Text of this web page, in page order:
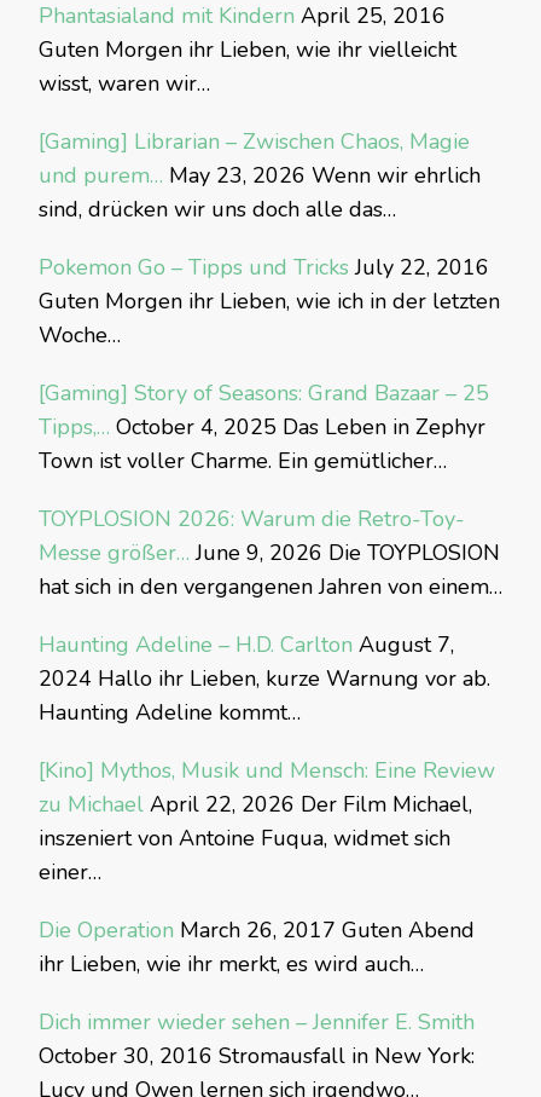
Phantasialand mit Kindern April 25, 2016
Guten Morgen ihr Lieben, wie ihr vielleicht
wisst, waren wir…
[Gaming] Librarian – Zwischen Chaos, Magie
und purem… May 23, 2026 Wenn wir ehrlich
sind, drücken wir uns doch alle das…
Pokemon Go – Tipps und Tricks July 22, 2016
Guten Morgen ihr Lieben, wie ich in der letzten
Woche…
[Gaming] Story of Seasons: Grand Bazaar – 25
Tipps,… October 4, 2025 Das Leben in Zephyr
Town ist voller Charme. Ein gemütlicher…
TOYPLOSION 2026: Warum die Retro-Toy-
Messe größer… June 9, 2026 Die TOYPLOSION
hat sich in den vergangenen Jahren von einem…
Haunting Adeline – H.D. Carlton August 7,
2024 Hallo ihr Lieben, kurze Warnung vor ab.
Haunting Adeline kommt…
[Kino] Mythos, Musik und Mensch: Eine Review
zu Michael April 22, 2026 Der Film Michael,
inszeniert von Antoine Fuqua, widmet sich
einer…
Die Operation March 26, 2017 Guten Abend
ihr Lieben, wie ihr merkt, es wird auch…
Dich immer wieder sehen – Jennifer E. Smith
October 30, 2016 Stromausfall in New York:
Lucy und Owen lernen sich irgendwo…